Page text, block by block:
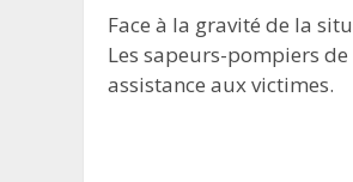
Face à la gravité de la
Les sapeurs-pompiers
assistance aux victimes.